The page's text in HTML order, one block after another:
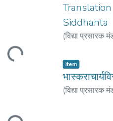
Siddhanta
(विद्या प्रसारक
Item
(विद्या प्रसारक